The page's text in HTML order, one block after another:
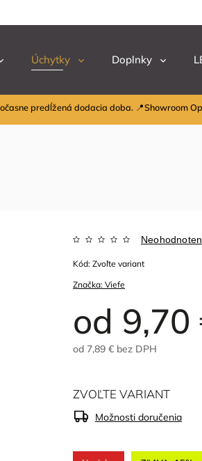
Úchytky Doplnky
predĺžená dodacia doba. 📍Showroom
Značka:Viefe
od 9,70
od 7,89 € bez DPH
Kód: Zvoľte variant
ZVOĽTE VARIANT
Možnosti doručenia